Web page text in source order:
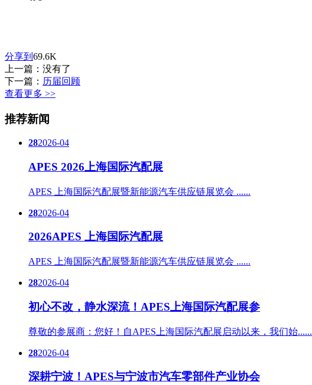
分享到 69.6K
上一篇：没有了
下一篇： 历届回顾
查看更多 >>
推荐新闻
282026-04
APES 2026上海国际汽配展
APES 上海国际汽配展暨新能源汽车供应链展览会 ......
282026-04
2026APES 上海国际汽配展
APES 上海国际汽配展暨新能源汽车供应链展览会 ......
282026-04
初心不改，静水深流！APES上海国际汽配展参
尊敬的参展商：您好！自APES上海国际汽配展启动以来，我们始......
282026-04
深耕宁波！APES与宁波市汽车零部件产业协会